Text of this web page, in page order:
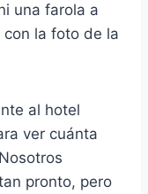
una farola a
con la foto de la
al hotel
ver cuánta
pronto, pero